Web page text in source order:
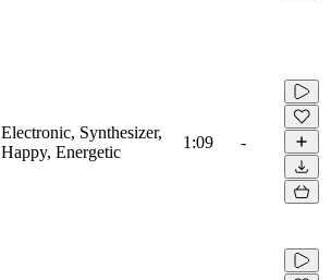
Electronic, Synthesizer,
Happy, Energetic
1:09 -